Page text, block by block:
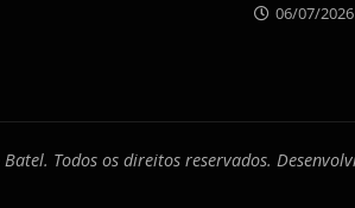
06/07/2026
Todos os direitos reservados.